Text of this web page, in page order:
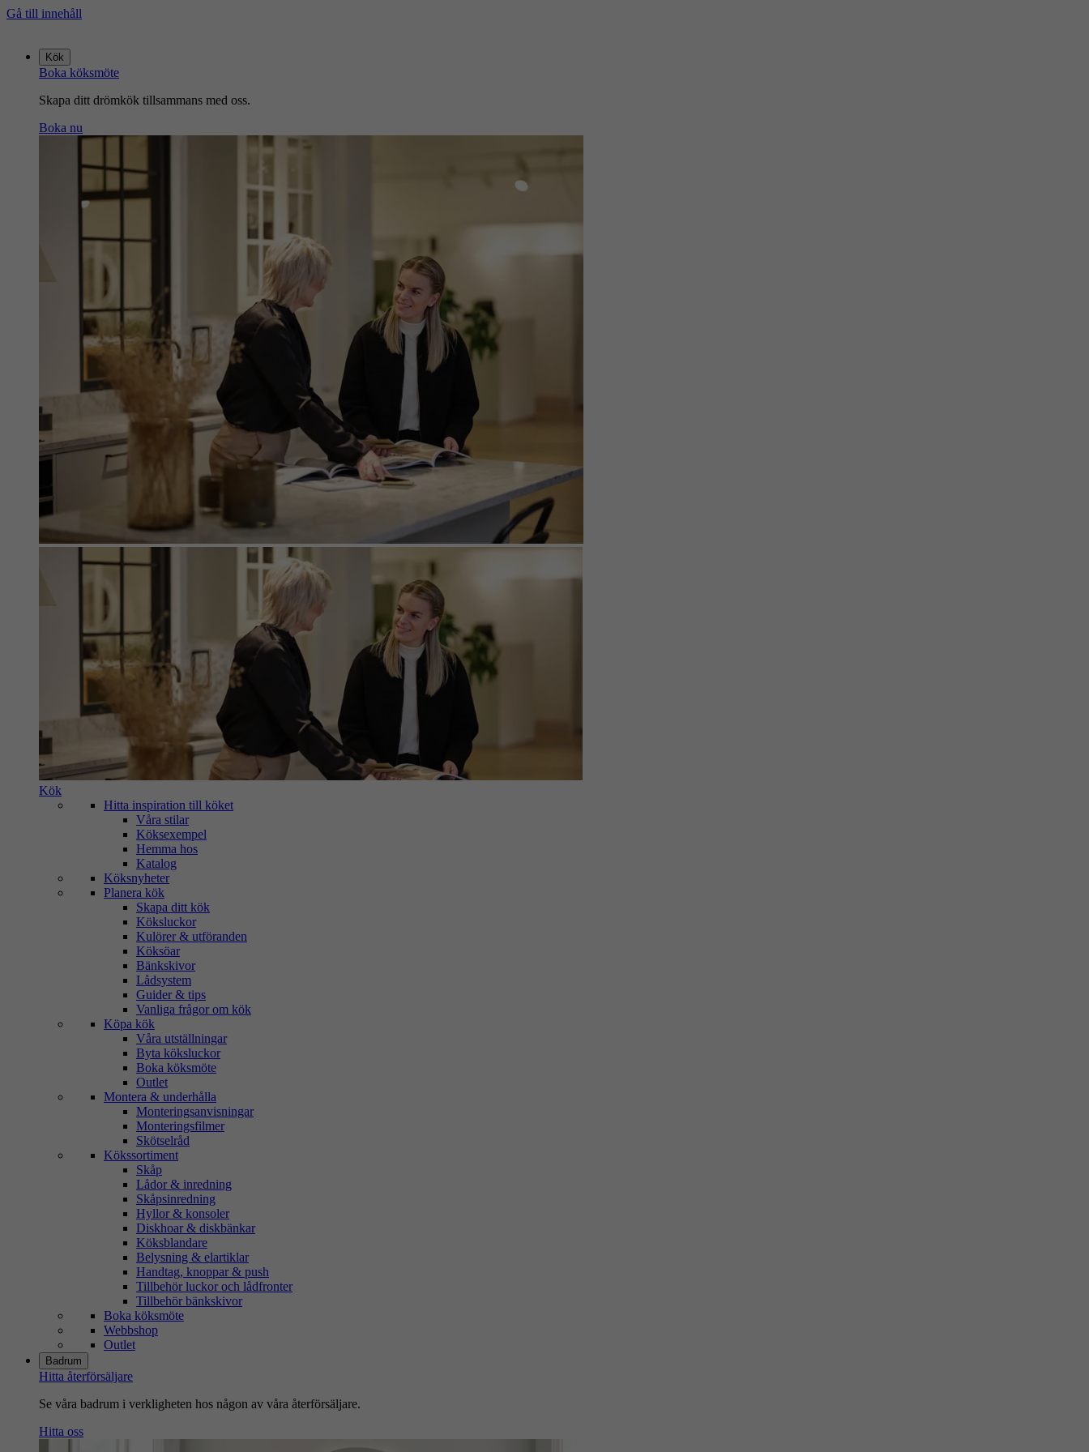
Gå till innehåll
startsidan
Kök
Boka köksmöte
Skapa ditt drömkök tillsammans med oss.
Boka nu
Kök
Hitta inspiration till köket
Våra stilar
Köksexempel
Hemma hos
Katalog
Köksnyheter
Planera kök
Skapa ditt kök
Köksluckor
Kulörer & utföranden
Köksöar
Bänkskivor
Lådsystem
Guider & tips
Vanliga frågor om kök
Köpa kök
Våra utställningar
Byta köksluckor
Boka köksmöte
Outlet
Montera & underhålla
Monteringsanvisningar
Monteringsfilmer
Skötselråd
Kökssortiment
Skåp
Lådor & inredning
Skåpsinredning
Hyllor & konsoler
Diskhoar & diskbänkar
Köksblandare
Belysning & elartiklar
Handtag, knoppar & push
Tillbehör luckor och lådfronter
Tillbehör bänkskivor
Boka köksmöte
Webbshop
Outlet
Badrum
Hitta återförsäljare
Se våra badrum i verkligheten hos någon av våra återförsäljare.
Hitta oss